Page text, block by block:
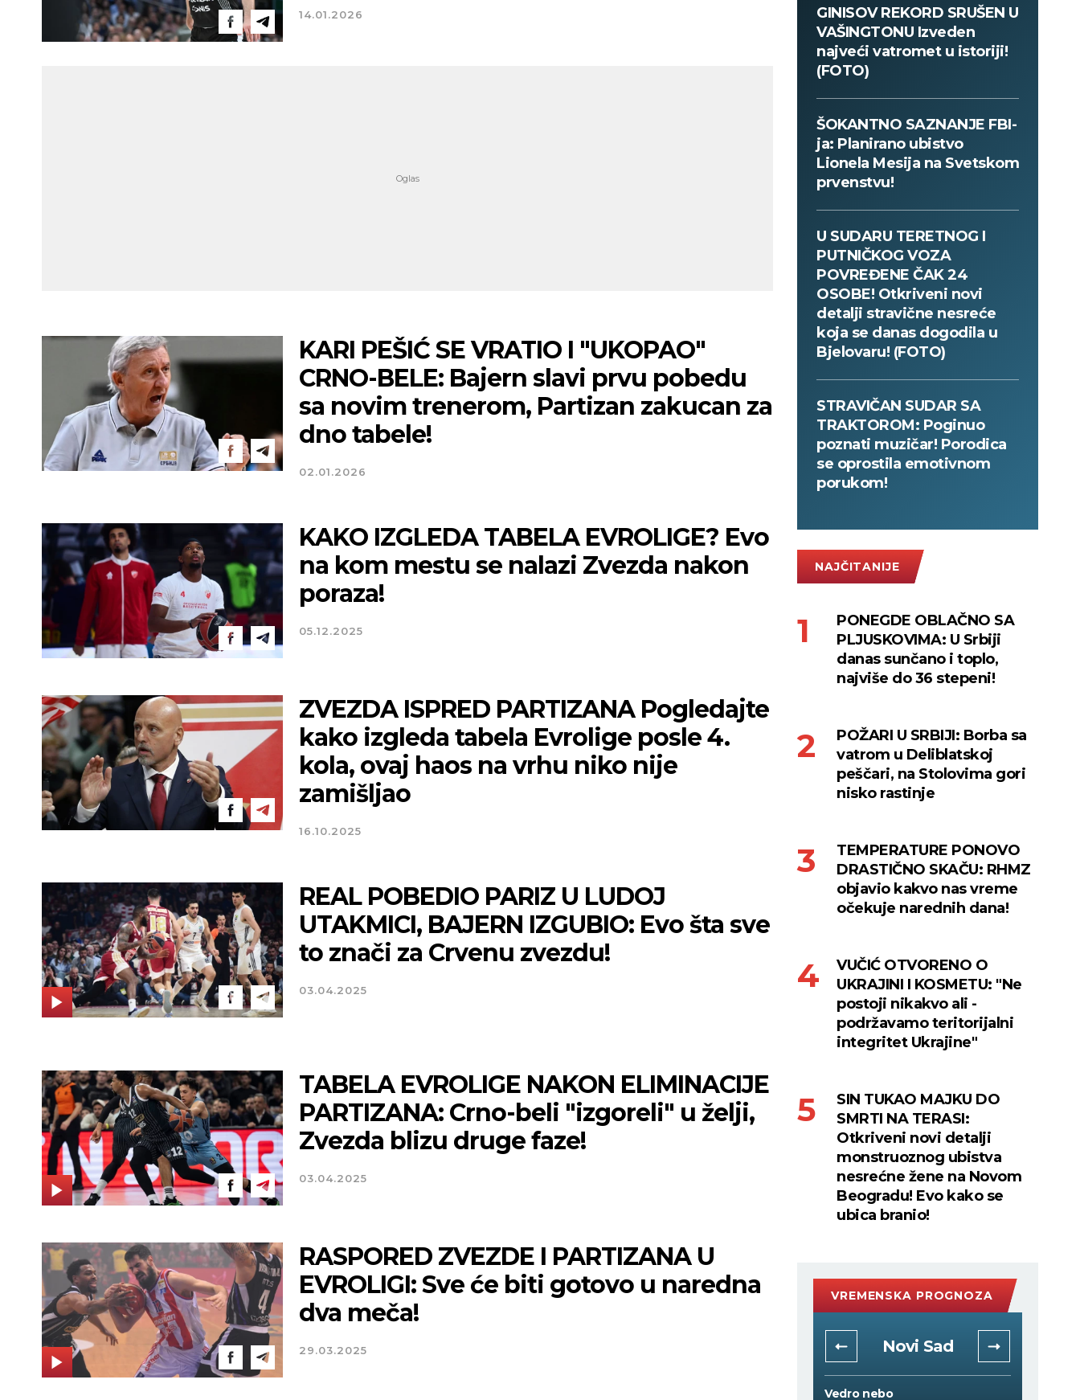
14.01.2026
KARI PEŠIĆ SE VRATIO I "UKOPAO"
CRNO-BELE: Bajern slavi prvu pobedu
sa novim trenerom, Partizan zakucan za
dno tabele!
02.01.2026
KAKO IZGLEDA TABELA EVROLIGE? Evo
na kom mestu se nalazi Zvezda nakon
poraza!
05.12.2025
ZVEZDA ISPRED PARTIZANA Pogledajte
kako izgleda tabela Evrolige posle 4.
kola, ovaj haos na vrhu niko nije
zamišljao
16.10.2025
REAL POBEDIO PARIZ U LUDOJ
UTAKMICI, BAJERN IZGUBIO: Evo šta sve
to znači za Crvenu zvezdu!
03.04.2025
TABELA EVROLIGE NAKON ELIMINACIJE
PARTIZANA: Crno-beli "izgoreli" u želji,
Zvezda blizu druge faze!
03.04.2025
RASPORED ZVEZDE I PARTIZANA U
EVROLIGI: Sve će biti gotovo u naredna
dva meča!
29.03.2025
GINISOV REKORD SRUŠEN U
VAŠINGTONU Izveden
najveći vatromet u istoriji!
(FOTO)
ŠOKANTNO SAZNANJE FBI-
ja: Planirano ubistvo
Lionela Mesija na Svetskom
prvenstvu!
U SUDARU TERETNOG I
PUTNIČKOG VOZA
POVREĐENE ČAK 24
OSOBE! Otkriveni novi
detalji stravične nesreće
koja se danas dogodila u
Bjelovaru! (FOTO)
STRAVIČAN SUDAR SA
TRAKTOROM: Poginuo
poznati muzičar! Porodica
se oprostila emotivnom
porukom!
NAJČITANIJE
PONEGDE OBLAČNO SA
PLJUSKOVIMA: U Srbiji
danas sunčano i toplo,
najviše do 36 stepeni!
POŽARI U SRBIJI: Borba sa
vatrom u Deliblatskoj
peščari, na Stolovima gori
nisko rastinje
TEMPERATURE PONOVO
DRASTIČNO SKAČU: RHMZ
objavio kakvo nas vreme
očekuje narednih dana!
VUČIĆ OTVORENO O
UKRAJINI I KOSMETU: "Ne
postoji nikakvo ali -
podržavamo teritorijalni
integritet Ukrajine"
SIN TUKAO MAJKU DO
SMRTI NA TERASI:
Otkriveni novi detalji
monstruoznog ubistva
nesrećne žene na Novom
Beogradu! Evo kako se
ubica branio!
VREMENSKA PROGNOZA
Novi Sad Novi Sad
Vedro nebo